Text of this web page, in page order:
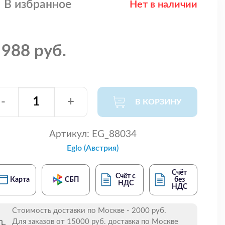
В избранное Нет в наличии
руб.
- + В КОРЗИНУ
Артикул: EG_88034
Eglo (Австрия)
Карта СБП
Счёт с
НДС
Счёт
без
НДС
Стоимость доставки по Москве - 2000 руб.
Для заказов от 15000 руб. доставка по Москве